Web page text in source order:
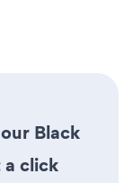
Black
a click